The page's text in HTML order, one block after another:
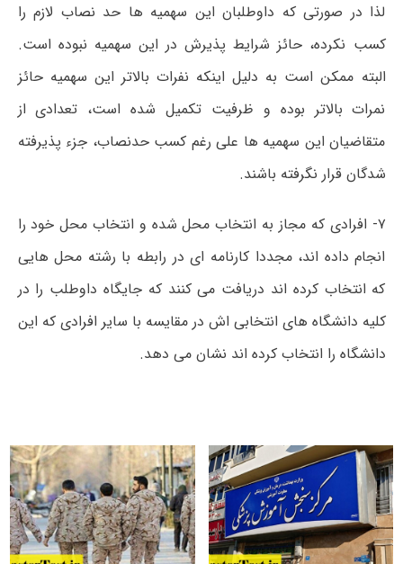
لذا در صورتی که داوطلبان این سهمیه ها حد نصاب لازم را
کسب نکرده، حائز شرایط پذیرش در این سهمیه نبوده است.
البته ممکن است به دلیل اینکه نفرات بالاتر این سهمیه حائز
نمرات بالاتر بوده و ظرفیت تکمیل شده است، تعدادی از
متقاضیان این سهمیه ها علی رغم کسب حدنصاب، جزء پذیرفته
شدگان قرار نگرفته باشند.
۷- افرادی که مجاز به انتخاب محل شده و انتخاب محل خود را
انجام داده اند، مجددا کارنامه ای در رابطه با رشته محل هایی
که انتخاب کرده اند دریافت می کنند که جایگاه داوطلب را در
کلیه دانشگاه های انتخابی اش در مقایسه با سایر افرادی که این
دانشگاه را انتخاب کرده اند نشان می دهد.